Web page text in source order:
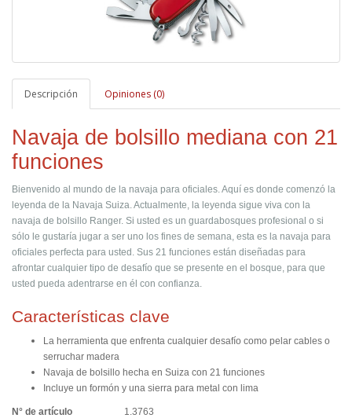
Descripción Opiniones (0)
Navaja de bolsillo mediana con 21
funciones
Bienvenido al mundo de la navaja para oficiales. Aquí es donde comenzó la
leyenda de la Navaja Suiza. Actualmente, la leyenda sigue viva con la
navaja de bolsillo Ranger. Si usted es un guardabosques profesional o si
sólo le gustaría jugar a ser uno los fines de semana, esta es la navaja para
oficiales perfecta para usted. Sus 21 funciones están diseñadas para
afrontar cualquier tipo de desafío que se presente en el bosque, para que
usted pueda adentrarse en él con confianza.
Características clave
La herramienta que enfrenta cualquier desafío como pelar cables o
serruchar madera
Navaja de bolsillo hecha en Suiza con 21 funciones
Incluye un formón y una sierra para metal con lima
N° de artículo 1.3763